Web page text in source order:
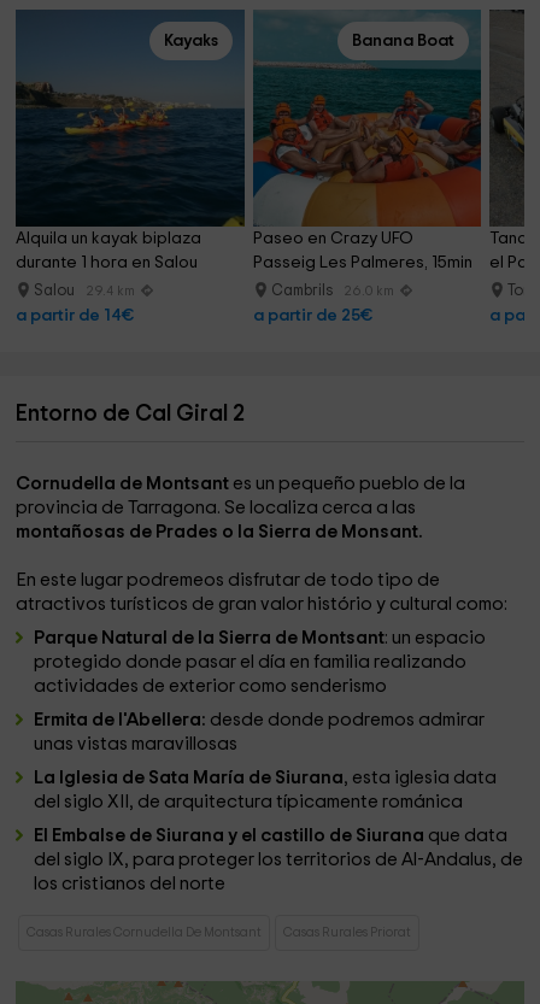
Kayaks
Alquila un kayak biplaza
durante 1 hora en Salou
Salou 29.4 km
a partir de 14€
Banana Boat
Paseo en Crazy UFO
Passeig Les Palmeres, 15min
Cambrils 26.0 km
a partir de 25€
el
a
Entorno de Cal Giral 2
Cornudella de Montsant es un pequeño pueblo de la
provincia de Tarragona. Se localiza cerca a las
montañosas de Prades o la Sierra de Monsant.
En este lugar podremeos disfrutar de todo tipo de
atractivos turísticos de gran valor histório y cultural como:
Parque Natural de la Sierra de Montsant: un espacio
protegido donde pasar el día en familia realizando
actividades de exterior como senderismo
Ermita de l'Abellera: desde donde podremos admirar
unas vistas maravillosas
La Iglesia de Sata María de Siurana, esta iglesia data
del siglo XII, de arquitectura típicamente románica
El Embalse de Siurana y el castillo de Siurana que data
del siglo IX, para proteger los territorios de Al-Andalus, de
los cristianos del norte
Casas Rurales Cornudella De Montsant Casas Rurales Priorat